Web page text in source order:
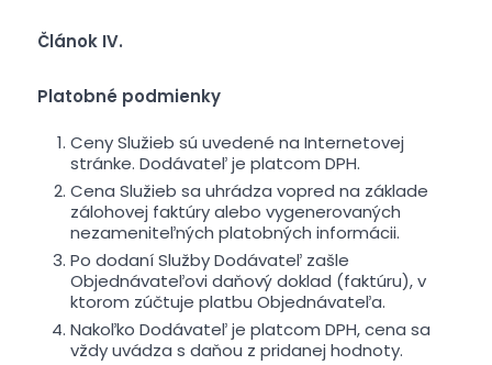
Článok IV.
Platobné podmienky
Ceny Služieb sú uvedené na Internetovej
stránke. Dodávateľ je platcom DPH.
Cena Služieb sa uhrádza vopred na základe
zálohovej faktúry alebo vygenerovaných
nezameniteľných platobných informácii.
Po dodaní Služby Dodávateľ zašle
Objednávateľovi daňový doklad (faktúru), v
ktorom zúčtuje platbu Objednávateľa.
Nakoľko Dodávateľ je platcom DPH, cena sa
vždy uvádza s daňou z pridanej hodnoty.